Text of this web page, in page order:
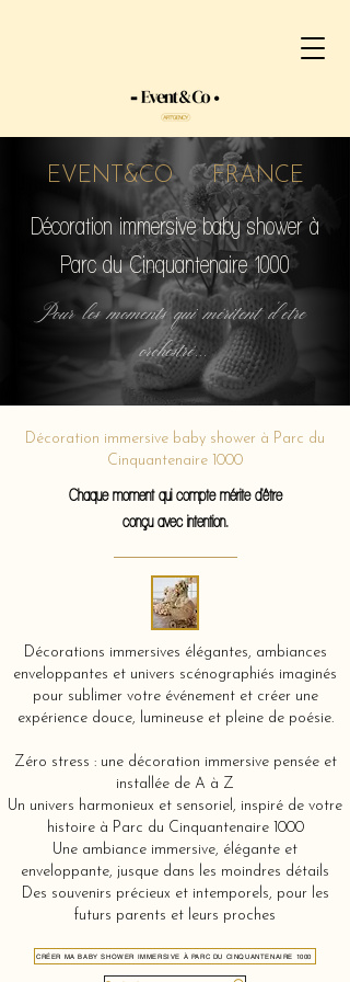
EVENT&CO FRANCE
Décoration immersive baby shower à
Parc du Cinquantenaire 1000
Pour les moments qui méritent d'etre
orchestré...
Décoration immersive baby shower à Parc du
Cinquantenaire 1000
Chaque moment qui compte mérite d'être
conçu avec intention.
Décorations immersives élégantes, ambiances
enveloppantes et univers scénographiés imaginés
pour sublimer votre événement et créer une
expérience douce, lumineuse et pleine de poésie.
Zéro stress : une décoration immersive pensée et
installée de A à Z
Un univers harmonieux et sensoriel, inspiré de votre
histoire à Parc du Cinquantenaire 1000
Une ambiance immersive, élégante et
enveloppante, jusque dans les moindres détails
Des souvenirs précieux et intemporels, pour les
futurs parents et leurs proches
CRÉER MA BABY SHOWER IMMERSIVE À PARC DU CINQUANTENAIRE 1000